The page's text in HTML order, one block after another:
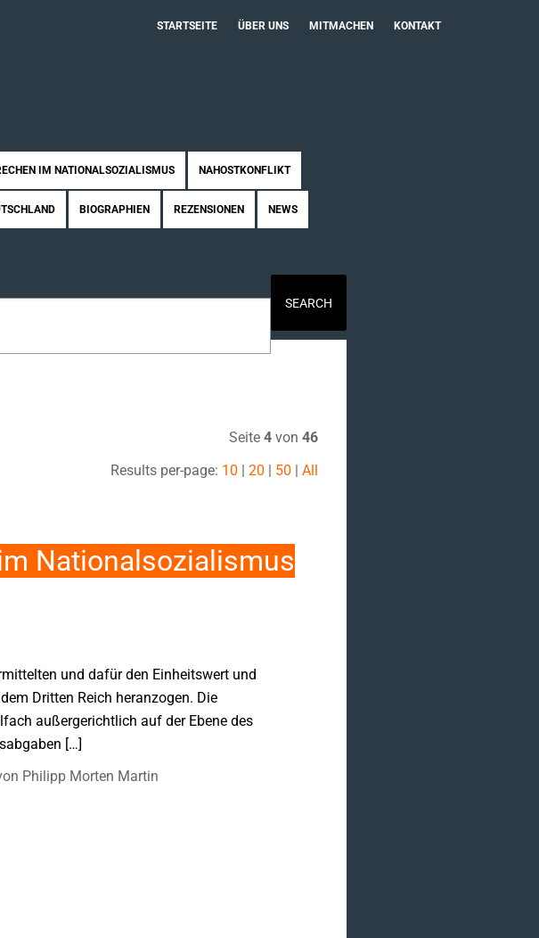
STARTSEITE ÜBER UNS MITMACHEN KONTAKT
IM NATIONALSOZIALISMUS NAHOSTKONFLIKT
BIOGRAPHIEN REZENSIONEN NEWS
Seite 4 von 46
Results per-page: 10 | 20 | 50 | All
Nationalsozialismus
und dafür den Einheitswert und
Dritten Reich heranzogen. Die
außergerichtlich auf der Ebene des
[…]
Philipp Morten Martin